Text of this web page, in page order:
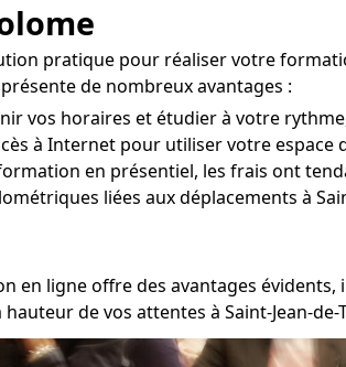
pratique pour réaliser votre
de nombreux avantages :
vos horaires et étudier à votre
à Internet pour utiliser votre
en présentiel, les frais ont
liées aux déplacements à
en ligne offre des avantages
de vos attentes à Saint-Jean-de-